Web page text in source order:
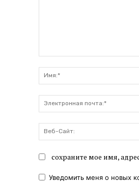
сохраните мое имя,
Уведомить меня о новых